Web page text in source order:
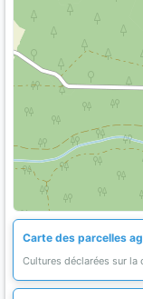
Carte des parcelles
Cultures déclarées sur la